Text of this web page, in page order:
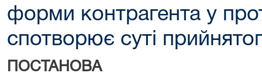
форми контрагента у
спотворює суті
ПОСТАНОВА